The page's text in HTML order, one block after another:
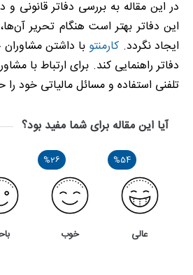
در این مقاله به بررسی دفاتر قانونی
این دفاتر بهتر است هنگام تحریر
ایجاد نگردد. کارمنتو با داشتن
دفاتر راهنمایی کند. برای ارتباط با
تلفنی استفاده و مسائل مالیاتی خود را
آیا این مقاله برای شما مفید بود؟
%54
عالی
%26
خوب